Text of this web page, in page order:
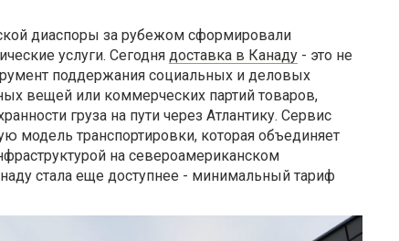
диаспоры за рубежом сформировали
услуги. Сегодня доставка в Канаду - это не
поддержания социальных и деловых
вещей или коммерческих партий товаров,
груза на пути через Атлантику. Сервис
модель транспортировки, которая объединяет
на североамериканском
стала еще доступнее - минимальный тариф